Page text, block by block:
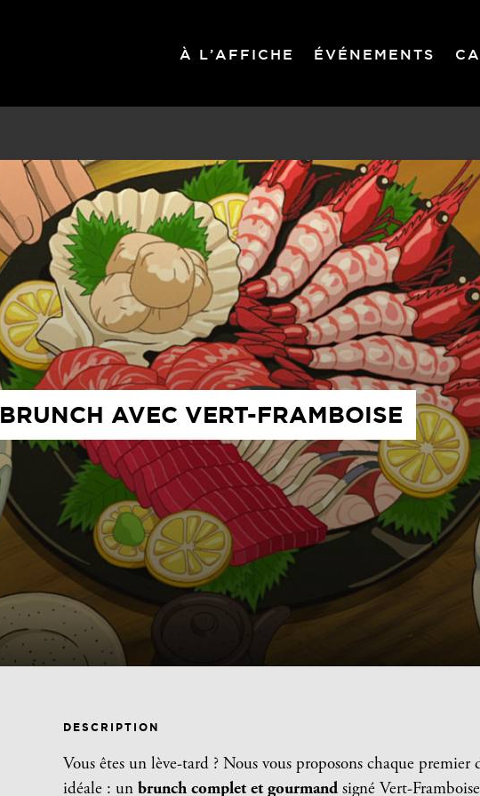
À L’AFFICHE ÉVÉNEMENTS
BRUNCH AVEC VERT-FRAMBOISE
DESCRIPTION
Vous êtes un lève-tard ? Nous vous proposons chaque
idéale : un brunch complet et gourmandsigné Vert-